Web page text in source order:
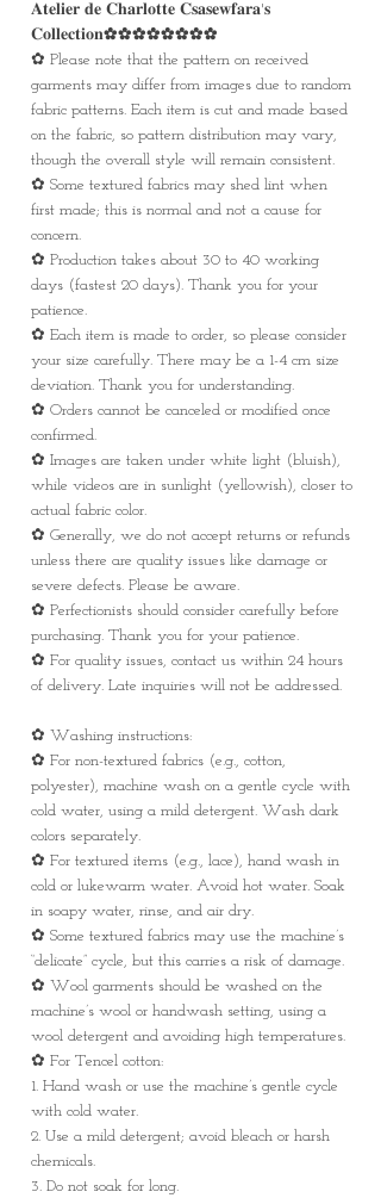
𝐀𝐭𝐞𝐥𝐢𝐞𝐫 𝐝𝐞 𝐂𝐡𝐚𝐫𝐥𝐨𝐭𝐭𝐞 𝐂𝐬𝐚𝐬𝐞𝐰𝐟𝐚𝐫𝐚'𝐬
𝐂𝐨𝐥𝐥𝐞𝐜𝐭𝐢𝐨𝐧✿✿✿✿✿✿✿✿
✿ Please note that the pattern on received
garments may differ from images due to random
fabric patterns. Each item is cut and made based
on the fabric, so pattern distribution may vary,
though the overall style will remain consistent.
✿ Some textured fabrics may shed lint when
first made; this is normal and not a cause for
concern.
✿ Production takes about 30 to 40 working
days (fastest 20 days). Thank you for your
patience.
✿ Each item is made to order, so please consider
your size carefully. There may be a 1-4 cm size
deviation. Thank you for understanding.
✿ Orders cannot be canceled or modified once
confirmed.
✿ Images are taken under white light (bluish),
while videos are in sunlight (yellowish), closer to
actual fabric color.
✿ Generally, we do not accept returns or refunds
unless there are quality issues like damage or
severe defects. Please be aware.
✿ Perfectionists should consider carefully before
purchasing. Thank you for your patience.
✿ For quality issues, contact us within 24 hours
of delivery. Late inquiries will not be addressed.
✿ Washing instructions:
✿ For non-textured fabrics (e.g., cotton,
polyester), machine wash on a gentle cycle with
cold water, using a mild detergent. Wash dark
colors separately.
✿ For textured items (e.g., lace), hand wash in
cold or lukewarm water. Avoid hot water. Soak
in soapy water, rinse, and air dry.
✿ Some textured fabrics may use the machine’s
“delicate” cycle, but this carries a risk of damage.
✿ Wool garments should be washed on the
machine’s wool or handwash setting, using a
wool detergent and avoiding high temperatures.
✿ For Tencel cotton:
1. Hand wash or use the machine’s gentle cycle
with cold water.
2. Use a mild detergent; avoid bleach or harsh
chemicals.
3. Do not soak for long.